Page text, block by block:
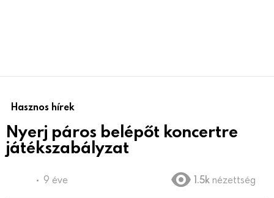
Hasznos hírek
Nyerj páros belépőt koncertre
játékszabályzat
9 éve 1.5k nézettség